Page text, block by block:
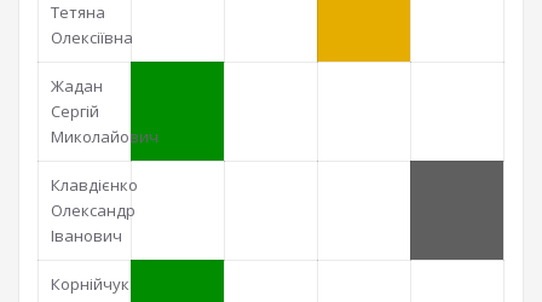
Тетяна
Олексіївна
Жадан
Сергій
Миколайович
Клавдієнко
Олександр
Іванович
Корнійчук